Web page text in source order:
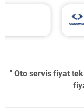
2021
" Oto servis fiyat